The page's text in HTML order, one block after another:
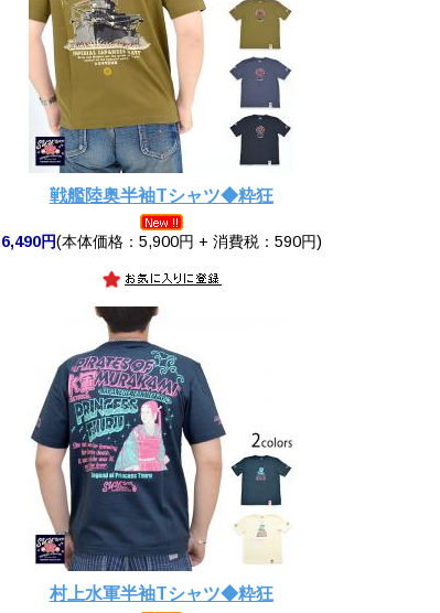
戦艦陸奥半袖Tシャツ◆粋狂
6,490円(本体価格：5,900円 + 消費税：590円)
村上水軍半袖Tシャツ◆粋狂